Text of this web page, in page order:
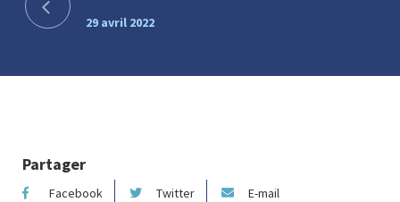
29 avril 2022
Partager
Facebook Twitter E-mail